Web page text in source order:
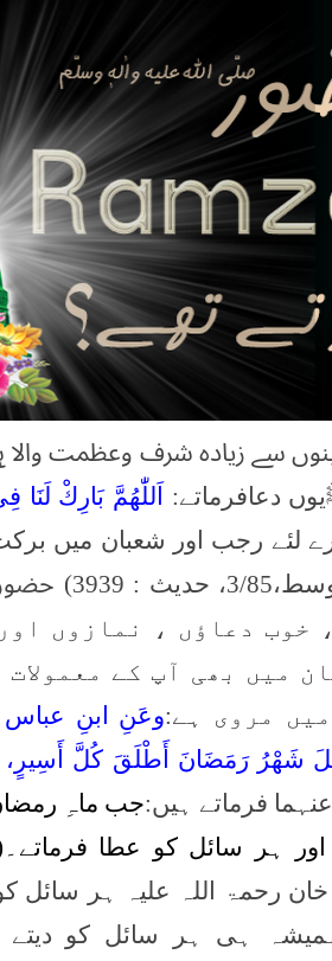
سے زیادہ شرف وعظمت والا
دعافرماتے:
اَللّٰهُمَّ بَارِكْ
لئے رجب اور شعبان میں
حضور ﷺ
خوب دعاؤں ، نمازوں
میں بھی آپ کے معمولات
مروی ہے:وعَنِ ابنِ عباس
شَهْرُ رَمَضَانَ أَطْلَقَ كُلَّ
فرماتے ہیں:جب ماہِ
ہر سائل کو عطا
خان رحمۃ اللہ علیہ ہر سائل
ہی ہر سائل کو دیتے